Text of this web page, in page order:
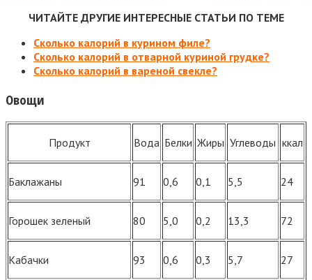
ЧИТАЙТЕ ДРУГИЕ ИНТЕРЕСНЫЕ СТАТЬИ ПО ТЕМЕ
Сколько калорий в курином филе?
Сколько калорий в отварной куриной грудке?
Сколько калорий в вареной свекле?
Овощи
Продукт Вода Белки Жиры Углеводы ккал
Баклажаны 91 0,6 0,1 5,5 24
Горошек зеленый 80 5,0 0,2 13,3 72
Кабачки 93 0,6 0,3 5,7 27